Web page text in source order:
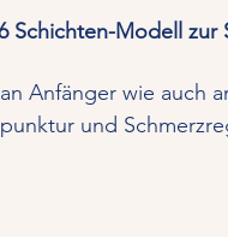
Schichten-Modell zur
Anfänger wie auch
und